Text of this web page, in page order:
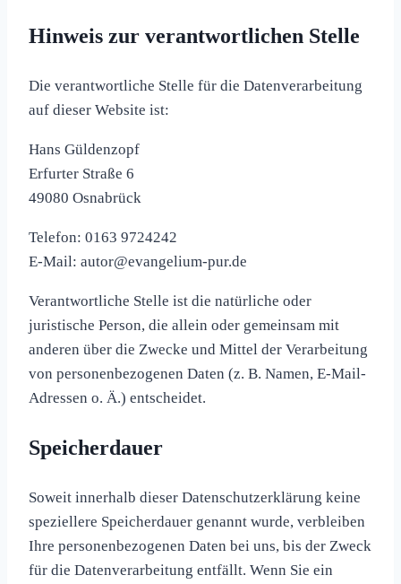
Hinweis zur verantwortlichen Stelle
Die verantwortliche Stelle für die Datenverarbeitung
auf dieser Website ist:
Hans Güldenzopf
Erfurter Straße 6
49080 Osnabrück
Telefon: 0163 9724242
E-Mail: autor@evangelium-pur.de
Verantwortliche Stelle ist die natürliche oder
juristische Person, die allein oder gemeinsam mit
anderen über die Zwecke und Mittel der Verarbeitung
von personenbezogenen Daten (z. B. Namen, E-Mail-
Adressen o. Ä.) entscheidet.
Speicherdauer
Soweit innerhalb dieser Datenschutzerklärung keine
speziellere Speicherdauer genannt wurde, verbleiben
Ihre personenbezogenen Daten bei uns, bis der Zweck
für die Datenverarbeitung entfällt. Wenn Sie ein